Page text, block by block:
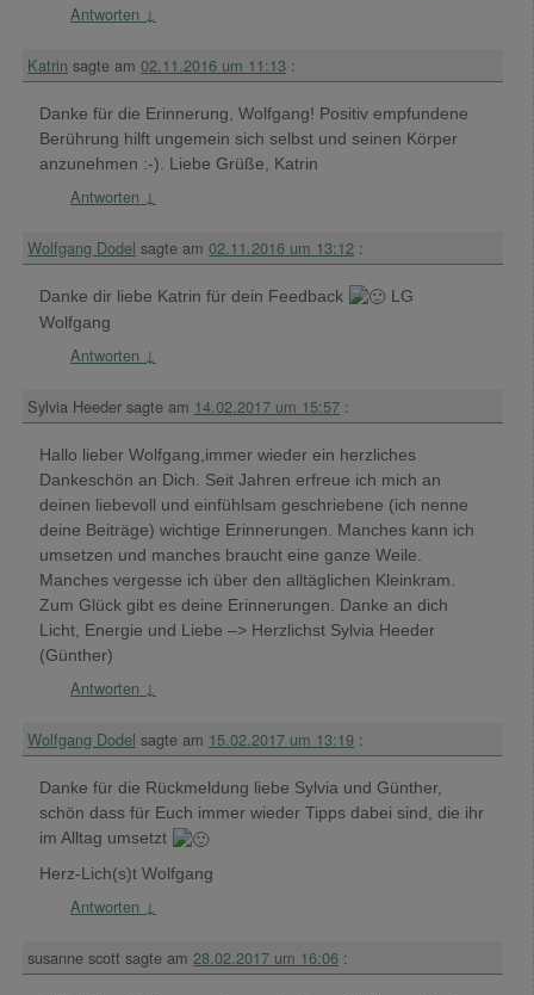
Antworten ↓
Katrin sagte am 02.11.2016 um 11:13 :
Danke für die Erinnerung, Wolfgang! Positiv empfundene
Berührung hilft ungemein sich selbst und seinen Körper
anzunehmen :-). Liebe Grüße, Katrin
Antworten ↓
Wolfgang Dodel sagte am 02.11.2016 um 13:12 :
Danke dir liebe Katrin für dein Feedback
LG
Wolfgang
Antworten ↓
Sylvia Heeder sagte am 14.02.2017 um 15:57 :
Hallo lieber Wolfgang,immer wieder ein herzliches
Dankeschön an Dich. Seit Jahren erfreue ich mich an
deinen liebevoll und einfühlsam geschriebene (ich nenne
deine Beiträge) wichtige Erinnerungen. Manches kann ich
umsetzen und manches braucht eine ganze Weile.
Manches vergesse ich über den alltäglichen Kleinkram.
Zum Glück gibt es deine Erinnerungen. Danke an dich
Licht, Energie und Liebe –> Herzlichst Sylvia Heeder
(Günther)
Antworten ↓
Wolfgang Dodel sagte am 15.02.2017 um 13:19 :
Danke für die Rückmeldung liebe Sylvia und Günther,
schön dass für Euch immer wieder Tipps dabei sind, die ihr
im Alltag umsetzt
Herz-Lich(s)t Wolfgang
Antworten ↓
susanne scott sagte am 28.02.2017 um 16:06 :